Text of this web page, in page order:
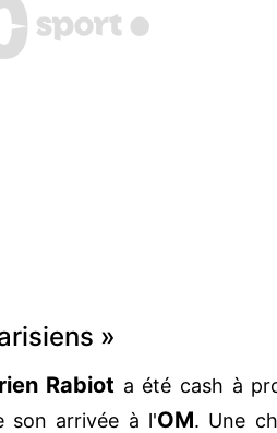
»
Rabiot a été cash à
son arrivée à l'OM. Une